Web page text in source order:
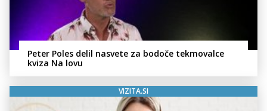
Peter Poles delil nasvete za bodoče tekmovalce
kviza Na lovu
VIZITA.SI